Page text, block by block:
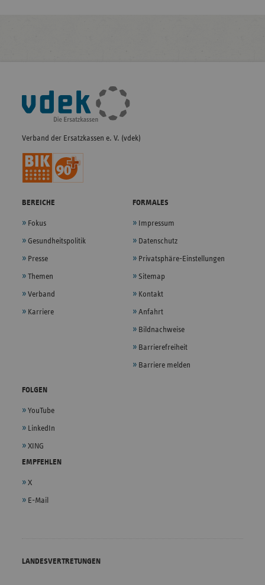
Fußleisten-
Navigation
Verband der Ersatzkassen e. V. (vdek)
BEREICHE
Fokus
Gesundheitspolitik
Presse
Themen
Verband
Karriere
FORMALES
Impressum
Datenschutz
Privatsphäre-Einstellungen
Sitemap
Kontakt
Anfahrt
Bildnachweise
Barrierefreiheit
Barriere melden
FOLGEN
YouTube
LinkedIn
XING
EMPFEHLEN
X
E-Mail
LANDESVERTRETUNGEN